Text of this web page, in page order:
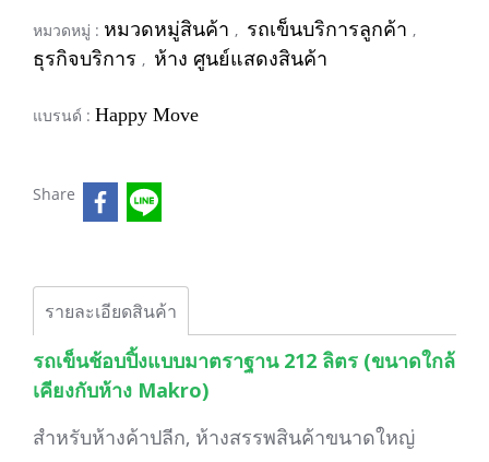
หมวดหมู่ : หมวดหมู่สินค้า , รถเข็นบริการลูกค้า ,
ธุรกิจบริการ , ห้าง ศูนย์แสดงสินค้า
แบรนด์ : Happy Move
Share
รายละเอียดสินค้า
รถเข็นช้อบปิ้งแบบมาตราฐาน 212 ลิตร (ขนาดใกล้
เคียงกับห้าง Makro)
สำหรับห้างค้าปลีก, ห้างสรรพสินค้าขนาดใหญ่